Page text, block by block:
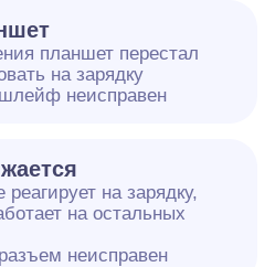
планшет перестал
на зарядку
неисправен
на зарядку,
на остальных
неисправен